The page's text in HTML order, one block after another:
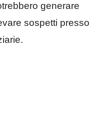
generare
sospetti presso